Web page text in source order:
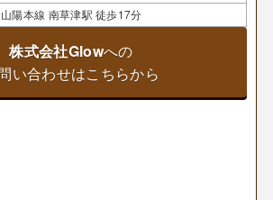
陽本線 南草津駅 徒歩17分
株式会社Glowへの
い合わせはこちらから